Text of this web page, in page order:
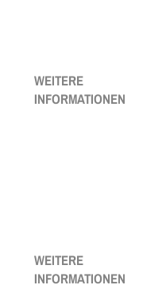
WEITERE
INFORMATIONEN
WEITERE
INFORMATIONEN